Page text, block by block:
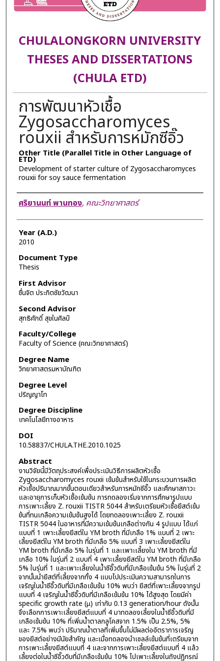
CHULALONGKORN UNIVERSITY
THESES AND DISSERTATIONS
(CHULA ETD)
การพัฒนาหัวเชื้อ
Zygosaccharomyces
rouxii สำหรับการหมักซีอิ๊ว
Other Title (Parallel Title in Other Language of
ETD)
Development of starter culture of Zygosaccharomyces
rouxii for soy sauce fermentation
Author
ศริยานนท์ พานทอง, คณะวิทยาศาสตร์
Year (A.D.)
2010
Document Type
Thesis
First Advisor
ชื่นจิต ประกิตชัยวัฒนา
Second Advisor
สุทธิศักดิ์ สุขในศิลป์
Faculty/College
Faculty of Science (คณะวิทยาศาสตร์)
Degree Name
วิทยาศาสตรมหาบัณฑิต
Degree Level
ปริญญาโท
Degree Discipline
เทคโนโลยีทางอาหาร
DOI
10.58837/CHULA.THE.2010.1025
Abstract
งานวิจัยนี้มีวัตถุประสงค์เพื่อประเมินวิธีการผลิตหัวเชื้อ
Zygosaccharomyces rouxii เข้มข้นสำหรับใช้ในกระบวนการผลิต
หัวเชื้อปริมาณมากขั้นตอนเดียวสำหรับการหมักซีอิ๊ว และศึกษาสภาวะ
และอายุการเก็บหัวเชื้อเข้มข้น การทดลองเริ่มจากการศึกษารูปแบบ
การเพาะเลี้ยง Z. rouxii TISTR 5044 สำหรับเตรียมหัวเชื้อยีสต์เข้ม
ข้นที่ทนเกลือความเข้มข้นสูงได้ โดยทดลองเพาะเลี้ยง Z. rouxii
TISTR 5044 ในอาหารที่มีความเข้มข้นเกลือต่างกัน 4 รูปแบบ ได้แก่
แบบที่ 1 เพาะเลี้ยงยีสต์ใน YM broth ที่มีเกลือ 1% แบบที่ 2 เพาะ
เลี้ยงยีสต์ใน YM broth ที่มีเกลือ 5% แบบที่ 3 เพาะเลี้ยงยีสต์ใน
YM broth ที่มีเกลือ 5% ในรุ่นที่ 1 และเพาะเลี้ยงใน YM broth ที่มี
เกลือ 10% ในรุ่นที่ 2 แบบที่ 4 เพาะเลี้ยงยีสต์ใน YM broth ที่มีเกลือ
5% ในรุ่นที่ 1 และเพาะเลี้ยงในน้ำซีอิ๊วดิบที่มีเกลือเข้มข้น 5% ในรุ่นที่ 2
จากนั้นนำยีสต์ที่เลี้ยงจากทั้ง 4 แบบไปประเมินความสามารถในการ
เจริญในน้ำซีอิ๊วดิบที่มีเกลือเข้มข้น 10% พบว่า ยีสต์ที่เพาะเลี้ยงจากรูป
แบบที่ 4 เจริญในน้ำซีอิ๊วดิบที่มีเกลือเข้มข้น 10% ได้สูงสุด โดยมีค่า
specific growth rate (µ) เท่ากับ 0.13 generation/hour ดังนั้น
จึงเลือกการเพาะเลี้ยงยีสต์แบบที่ 4 มาทดลองเลี้ยงในน้ำซีอิ๊วดิบที่มี
เกลือเข้มข้น 10% ที่เพิ่มน้ำตาลกลูโคสจาก 1.5% เป็น 2.5%, 5%
และ 7.5% พบว่า ปริมาณน้ำตาลที่เพิ่มขึ้นไม่มีผลต่ออัตราการเจริญ
ของยีสต์อย่างมีนัยสำคัญ และเมื่อทดลองนำเซลล์เข้มข้นที่เตรียมจาก
การเพาะเลี้ยงยีสต์แบบที่ 4 และจากการเพาะเลี้ยงยีสต์แบบที่ 4 แล้ว
เลี้ยงต่อในน้ำซีอิ๊วดิบที่มีเกลือเข้มข้น 10% ไปเพาะเลี้ยงในถังปฏิกรณ์